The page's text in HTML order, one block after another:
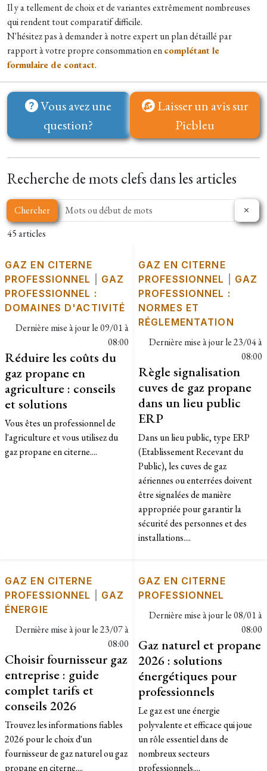
Il y a tellement de choix et de variantes extrêmement nombreuses
qui rendent tout comparatif difficile.
N'hésitez pas à demander à notre expert un plan détaillé par
rapport à votre propre consommation encomplétant le
formulaire de contact.
Vous avez une
question?
Laisser un avis sur
Picbleu
Recherche de mots clefs dans les articles
Chercher
45 articles
GAZ EN CITERNE
PROFESSIONNEL
GAZ
PROFESSIONNEL :
DOMAINES D'ACTIVITÉ
Dernière mise à jour le09/01 à
08:00
Réduire les coûts du
gaz propane en
agriculture : conseils
et solutions
Vous êtes un professionnel de
l'agriculture et vous utilisez du
gaz propane en citerne....
GAZ EN CITERNE
PROFESSIONNEL
GAZ
PROFESSIONNEL :
NORMES ET
RÉGLEMENTATION
Dernière mise à jour le23/04 à
08:00
Règle signalisation
cuves de gaz propane
dans un lieu public
ERP
Dans un lieu public, type ERP
(Etablissement Recevant du
Public), les cuves de gaz
aériennes ou enterrées doivent
être signalées de manière
appropriée pour garantir la
sécurité des personnes et des
installations....
GAZ EN CITERNE
PROFESSIONNEL
GAZ
ÉNERGIE
Dernière mise à jour le23/07 à
08:00
Choisir fournisseur gaz
entreprise : guide
complet tarifs et
conseils 2026
Trouvez les informations fiables
2026 pour le choix d'un
fournisseur de gaz naturel ou gaz
propane en citerne....
GAZ EN CITERNE
PROFESSIONNEL
Dernière mise à jour le08/01 à
08:00
Gaz naturel et propane
2026 : solutions
énergétiques pour
professionnels
Le gaz est une énergie
polyvalente et efficace qui joue
un rôle essentiel dans de
nombreux secteurs
professionnels....